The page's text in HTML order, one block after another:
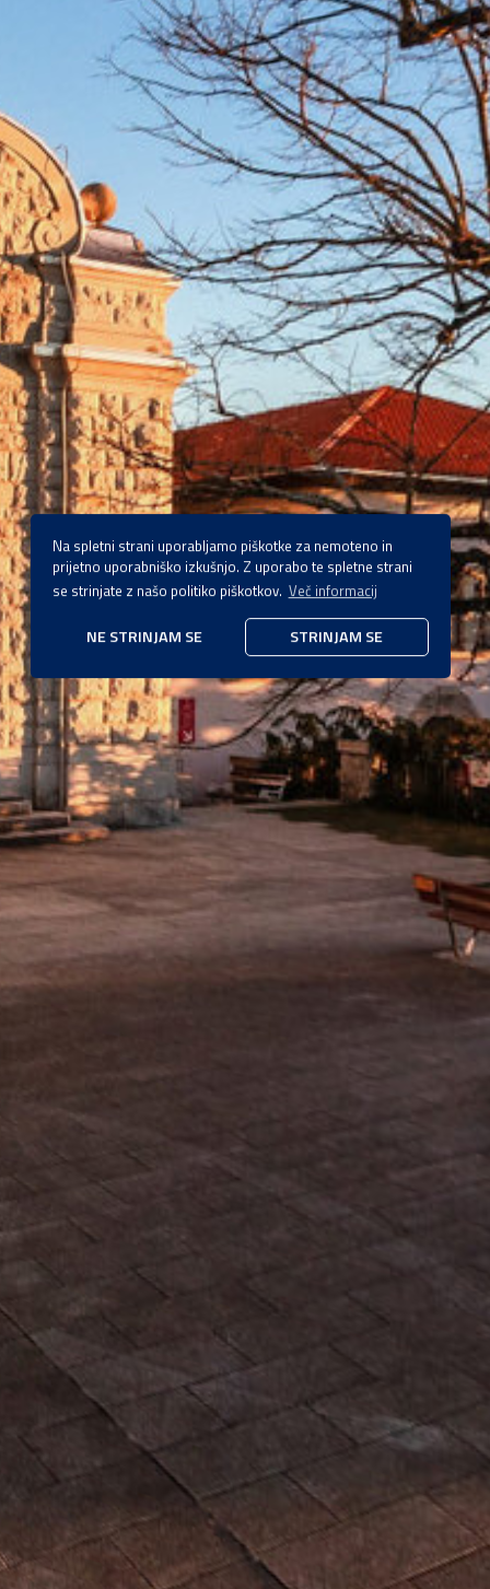
Na spletni strani uporabljamo piškotke za nemoteno in
prijetno uporabniško izkušnjo. Z uporabo te spletne strani
se strinjate z našo politiko piškotkov. Več informacij
NE STRINJAM SE STRINJAM SE